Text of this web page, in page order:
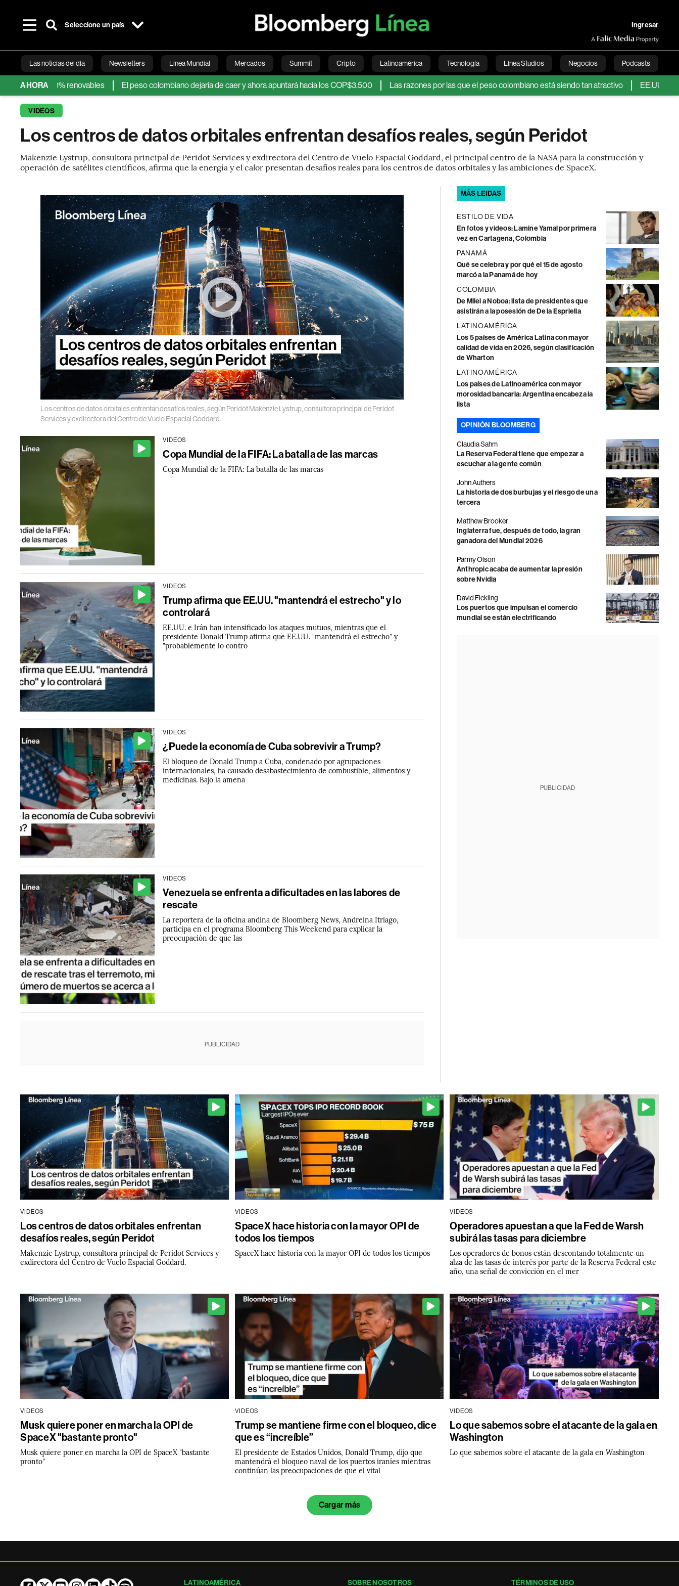
Seleccione un país Ingresar
Las noticias del día Newsletters Línea Mundial Mercados Summit Cripto Latinoamérica Tecnología Línea Studios Negocios Podcasts
Bloomberg Green Economía Estilo de vida Mundo Videos English
AHORA
100% renovables El peso colombiano dejaría de caer y ahora apuntará hacia los COP$3.500 Las razones por las que el peso colombiano está siendo tan atractivo EE.UU. eximirá de
VIDEOS
Los centros de datos orbitales enfrentan desafíos reales, según Peridot
Makenzie Lystrup, consultora principal de Peridot Services y exdirectora del Centro de Vuelo Espacial Goddard, el principal centro de la NASA para la construcción y
operación de satélites científicos, afirma que la energía y el calor presentan desafíos reales para los centros de datos orbitales y las ambiciones de SpaceX.
Los centros de datos orbitales enfrentan desafíos reales, según PeridotMakenzie Lystrup, consultora principal de Peridot
Services y exdirectora del Centro de Vuelo Espacial Goddard.
VIDEOS
Copa Mundial de la FIFA: La batalla de las marcas
Copa Mundial de la FIFA: La batalla de las marcas
VIDEOS
Trump afirma que EE.UU. "mantendrá el estrecho" y lo
controlará
EE.UU. e Irán han intensificado los ataques mutuos, mientras que el
presidente Donald Trump afirma que EE.UU. "mantendrá el estrecho" y
"probablemente lo contro
VIDEOS
¿Puede la economía de Cuba sobrevivir a Trump?
El bloqueo de Donald Trump a Cuba, condenado por agrupaciones
internacionales, ha causado desabastecimiento de combustible, alimentos y
medicinas. Bajo la amena
VIDEOS
Venezuela se enfrenta a dificultades en las labores de
rescate
La reportera de la oficina andina de Bloomberg News, Andreina Itriago,
participa en el programa Bloomberg This Weekend para explicar la
preocupación de que las
PUBLICIDAD
MÁS LEIDAS
ESTILO DE VIDA
En fotos y videos: Lamine Yamal por primera
vez en Cartagena, Colombia
PANAMÁ
Qué se celebra y por qué el 15 de agosto
marcó a la Panamá de hoy
COLOMBIA
De Milei a Noboa: lista de presidentes que
asistirán a la posesión de De la Espriella
LATINOAMÉRICA
Los 5 países de América Latina con mayor
calidad de vida en 2026, según clasificación
de Wharton
LATINOAMÉRICA
Los países de Latinoamérica con mayor
morosidad bancaria: Argentina encabeza la
lista
OPINIÓN BLOOMBERG
Claudia Sahm
La Reserva Federal tiene que empezar a
escuchar a la gente común
John Authers
La historia de dos burbujas y el riesgo de una
tercera
Matthew Brooker
Inglaterra fue, después de todo, la gran
ganadora del Mundial 2026
Parmy Olson
Anthropic acaba de aumentar la presión
sobre Nvidia
David Fickling
Los puertos que impulsan el comercio
mundial se están electrificando
PUBLICIDAD
VIDEOS
Los centros de datos orbitales enfrentan
desafíos reales, según Peridot
Makenzie Lystrup, consultora principal de Peridot Services y
exdirectora del Centro de Vuelo Espacial Goddard.
VIDEOS
SpaceX hace historia con la mayor OPI de
todos los tiempos
SpaceX hace historia con la mayor OPI de todos los tiempos
VIDEOS
Operadores apuestan a que la Fed de Warsh
subirá las tasas para diciembre
Los operadores de bonos están descontando totalmente un
alza de las tasas de interés por parte de la Reserva Federal este
año, una señal de convicción en el mer
VIDEOS
Musk quiere poner en marcha la OPI de
SpaceX "bastante pronto"
Musk quiere poner en marcha la OPI de SpaceX "bastante
pronto"
VIDEOS
Trump se mantiene firme con el bloqueo, dice
que es “increíble”
El presidente de Estados Unidos, Donald Trump, dijo que
mantendrá el bloqueo naval de los puertos iraníes mientras
continúan las preocupaciones de que el vital
VIDEOS
Lo que sabemos sobre el atacante de la gala en
Washington
Lo que sabemos sobre el atacante de la gala en Washington
Cargar más
LATINOAMÉRICA SOBRE NOSOTROS TÉRMINOS DE USO